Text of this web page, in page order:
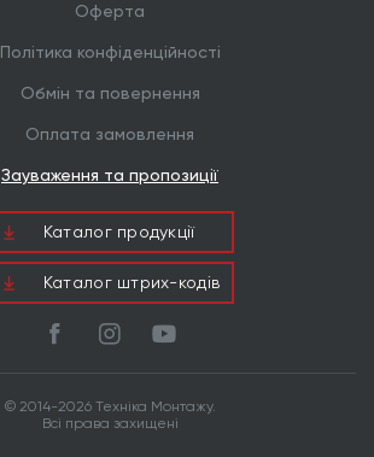
Оферта
Політика конфіденційності
Обмін та повернення
Оплата замовлення
Зауваження та пропозиції
Каталог продукцiї
Каталог штрих-кодів
© 2014-2026 Техніка Монтажу.
Всі права захищені